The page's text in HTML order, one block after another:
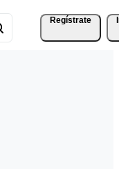
Regístrate